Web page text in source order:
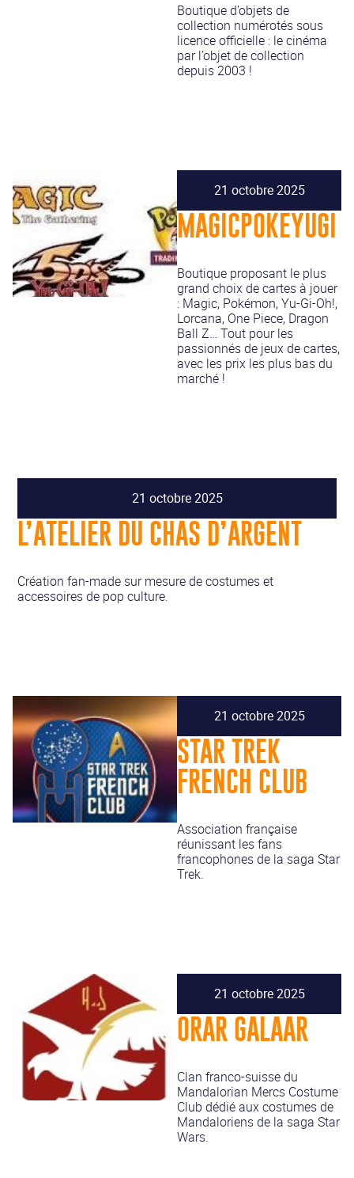
Boutique d’objets de
collection numérotés sous
licence officielle : le cinéma
par l’objet de collection
depuis 2003 !
21 octobre 2025
MAGICPOKEYUGI
Boutique proposant le plus
grand choix de cartes à jouer
: Magic, Pokémon, Yu-Gi-Oh!,
Lorcana, One Piece, Dragon
Ball Z… Tout pour les
passionnés de jeux de cartes,
avec les prix les plus bas du
marché !
21 octobre 2025
L’ATELIER DU CHAS D’ARGENT
Création fan-made sur mesure de costumes et
accessoires de pop culture.
21 octobre 2025
STAR TREK
FRENCH CLUB
Association française
réunissant les fans
francophones de la saga Star
Trek.
21 octobre 2025
ORAR GALAAR
Clan franco-suisse du
Mandalorian Mercs Costume
Club dédié aux costumes de
Mandaloriens de la saga Star
Wars.